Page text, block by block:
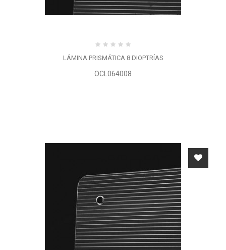
LÁMINA PRISMÁTICA 8 DIOPTRÍAS
OCL064008